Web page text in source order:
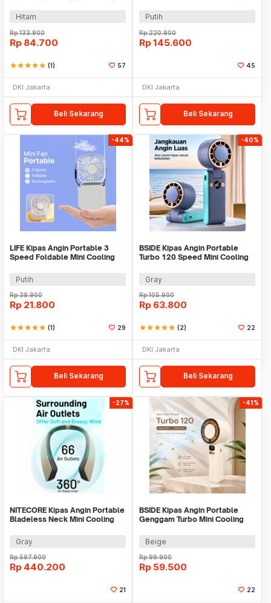
Hitam
Rp133.900
Rp 84.700
starstarstarstarstar (1) 57
DKI Jakarta
Beli Sekarang
Putih
Rp220.900
Rp 145.600
45
DKI Jakarta
Beli Sekarang
-44%
LIFE Kipas Angin Portable 3
Speed Foldable Mini Cooling
Putih
Rp38.900
Rp 21.800
starstarstarstarstar (1) 29
DKI Jakarta
Beli Sekarang
-40%
BSIDE Kipas Angin Portable
Turbo 120 Speed Mini Cooling
Gray
Rp105.900
Rp 63.800
starstarstarstarstar (2) 22
DKI Jakarta
Beli Sekarang
-27%
NITECORE Kipas Angin Portable
Bladeless Neck Mini Cooling
Gray
Rp597.900
Rp 440.200
21
-41%
BSIDE Kipas Angin Portable
Genggam Turbo Mini Cooling
Beige
Rp99.900
Rp 59.500
22